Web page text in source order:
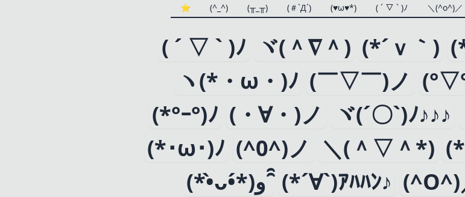
⭐️ (^_^) (╥_╥) (＃`Д´) (♥ω♥*) ( ´ ▽ ` )ﾉ ＼(^o^)／
( ´ ▽ ` )ﾉ ヾ(＾∇＾) (*´ｖ｀)
ヽ(*・ω・)ﾉ (￣▽￣)ノ
(*°ｰ°)ﾉ (・∀・)ノ ヾ(´〇`)ﾉ♪♪♪
(*･ω･)ﾉ (^0^)ノ ＼(＾▽＾*)
(*•̀ᴗ•́*)و ̑̑ (*´∀`)ｱﾊﾊﾝ♪ (^O^)